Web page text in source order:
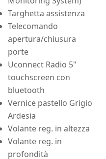
Targhetta assistenza
Telecomando
apertura/chiusura
porte
Uconnect Radio 5"
touchscreen con
bluetooth
Vernice pastello Grigio
Ardesia
Volante reg. in altezza
Volante reg. in
profondità